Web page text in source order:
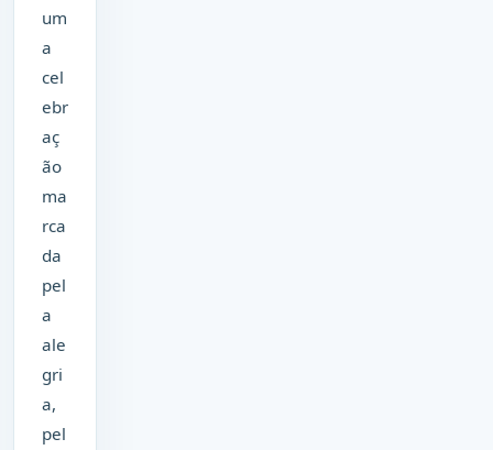
um
a
cel
ebr
aç
ão
ma
rca
da
pel
a
ale
gri
a,
pel